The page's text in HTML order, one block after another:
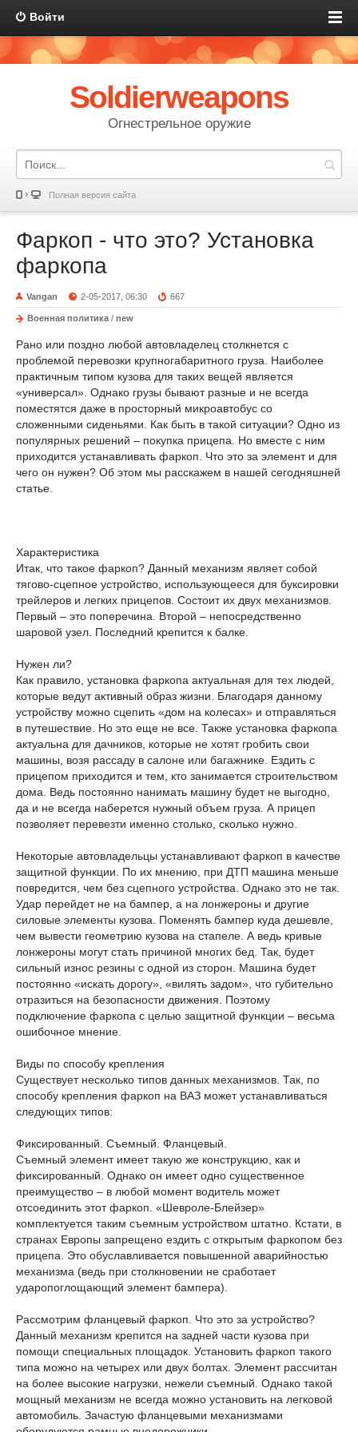
Войти
Soldierweapons
Огнестрельное оружие
Полная версия сайта
Фаркоп - что это? Установка
фаркопа
Vangan 2-05-2017, 06:30 667
Военная политика / new
Рано или поздно любой автовладелец столкнется с
проблемой перевозки крупногабаритного груза. Наиболее
практичным типом кузова для таких вещей является
«универсал». Однако грузы бывают разные и не всегда
поместятся даже в просторный микроавтобус со
сложенными сиденьями. Как быть в такой ситуации? Одно из
популярных решений – покупка прицепа. Но вместе с ним
приходится устанавливать фаркоп. Что это за элемент и для
чего он нужен? Об этом мы расскажем в нашей сегодняшней
статье.
Характеристика
Итак, что такое фаркоп? Данный механизм являет собой
тягово-сцепное устройство, использующееся для буксировки
трейлеров и легких прицепов. Состоит их двух механизмов.
Первый – это поперечина. Второй – непосредственно
шаровой узел. Последний крепится к балке.
Нужен ли?
Как правило, установка фаркопа актуальная для тех людей,
которые ведут активный образ жизни. Благодаря данному
устройству можно сцепить «дом на колесах» и отправляться
в путешествие. Но это еще не все. Также установка фаркопа
актуальна для дачников, которые не хотят гробить свои
машины, возя рассаду в салоне или багажнике. Ездить с
прицепом приходится и тем, кто занимается строительством
дома. Ведь постоянно нанимать машину будет не выгодно,
да и не всегда наберется нужный объем груза. А прицеп
позволяет перевезти именно столько, сколько нужно.
Некоторые автовладельцы устанавливают фаркоп в качестве
защитной функции. По их мнению, при ДТП машина меньше
повредится, чем без сцепного устройства. Однако это не так.
Удар перейдет не на бампер, а на лонжероны и другие
силовые элементы кузова. Поменять бампер куда дешевле,
чем вывести геометрию кузова на стапеле. А ведь кривые
лонжероны могут стать причиной многих бед. Так, будет
сильный износ резины с одной из сторон. Машина будет
постоянно «искать дорогу», «вилять задом», что губительно
отразиться на безопасности движения. Поэтому
подключение фаркопа с целью защитной функции – весьма
ошибочное мнение.
Виды по способу крепления
Существует несколько типов данных механизмов. Так, по
способу крепления фаркоп на ВАЗ может устанавливаться
следующих типов:
Фиксированный. Съемный. Фланцевый.
Съемный элемент имеет такую же конструкцию, как и
фиксированный. Однако он имеет одно существенное
преимущество – в любой момент водитель может
отсоединить этот фаркоп. «Шевроле-Блейзер»
комплектуется таким съемным устройством штатно. Кстати, в
странах Европы запрещено ездить с открытым фаркопом без
прицепа. Это обуславливается повышенной аварийностью
механизма (ведь при столкновении не сработает
ударопоглощающий элемент бампера).
Рассмотрим фланцевый фаркоп. Что это за устройство?
Данный механизм крепится на задней части кузова при
помощи специальных площадок. Установить фаркоп такого
типа можно на четырех или двух болтах. Элемент рассчитан
на более высокие нагрузки, нежели съемный. Однако такой
мощный механизм не всегда можно установить на легковой
автомобиль. Зачастую фланцевыми механизмами